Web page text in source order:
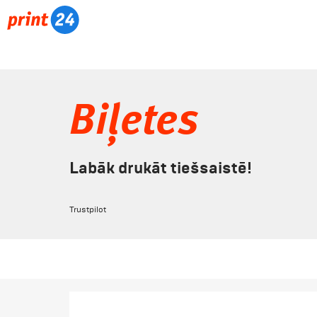
Biļetes
Labāk drukāt tiešsaistē!
Trustpilot